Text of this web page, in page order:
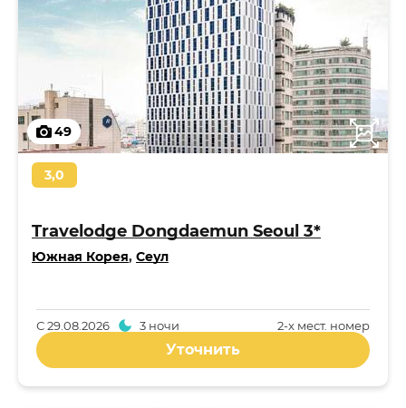
49
3,0
Travelodge Dongdaemun Seoul 3*
Южная Корея, Сеул
2-x мест. номер
С29.08.2026 3 ночи
Уточнить